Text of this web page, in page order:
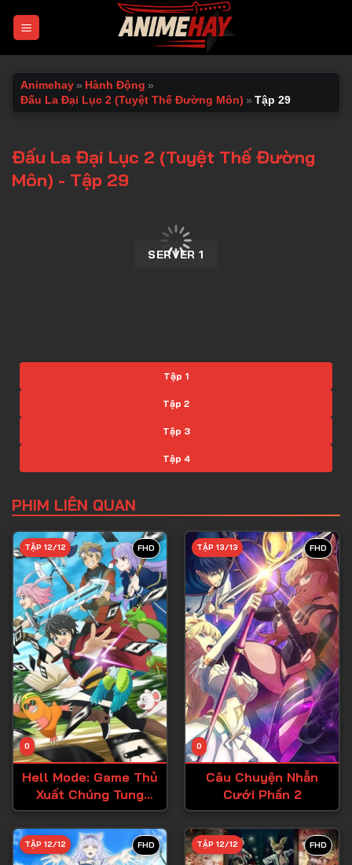
Animehay » Hành Động »
Đấu La Đại Lục 2 (Tuyệt Thế Đường Môn) » Tập 29
Đấu La Đại Lục 2 (Tuyệt Thế Đường
Môn) - Tập 29
SERVER 1
Tập 1
Tập 2
Tập 3
Tập 4
Tập 6
Tập 7
Tập 8
Tập 9
Tập 10
Tập 11
Tập 12
Tập 13
Tập 14
Tập 15
Tập 17
Tập 18
PHIM LIÊN QUAN
FHD
0
TẬP 12/12
Hell Mode: Game Thủ
Xuất Chúng Tung
Hoành Chốn Dị Giới
Hỗn Nguyên
FHD
0
TẬP 13/13
Câu Chuyện Nhẫn
Cưới Phần 2
FHD
TẬP 12/12 FHD
TẬP 12/12